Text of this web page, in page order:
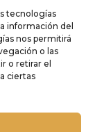
tecnologías
información del
nos permitirá
o las
o retirar el
ciertas